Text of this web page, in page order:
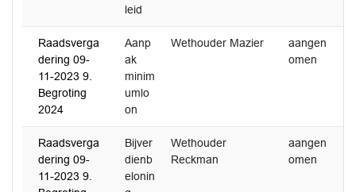
leid
Raadsverga
dering 09-
11-2023 9.
Begroting
2024
Aanp
ak
minim
umlo
on
Wethouder Mazier
aangen
omen
Raadsverga
dering 09-
11-2023 9.
Bijver
dienb
elonin
Wethouder
Reckman
aangen
omen